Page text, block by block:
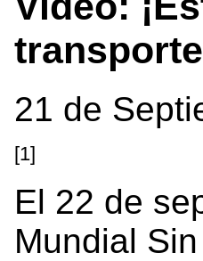
21 de
[1]
El 22 de
Mundial